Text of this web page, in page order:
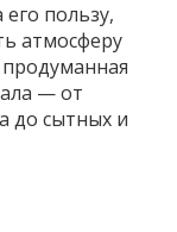
пользу,
атмосферу
— от
до сытных и